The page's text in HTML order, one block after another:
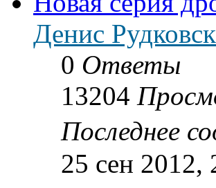
Денис
0 Ответы
13204
Последнее
25 сен 2012,